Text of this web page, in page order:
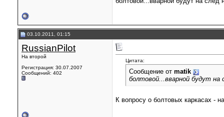
03.10.2011, 01:15
RussianPilot
На второй
Регистрация: 30.07.2007
Сообщений: 402
Цитата:
Сообщение от matik
болтовой...вварной будут на
К вопросу о болтовых каркасах -